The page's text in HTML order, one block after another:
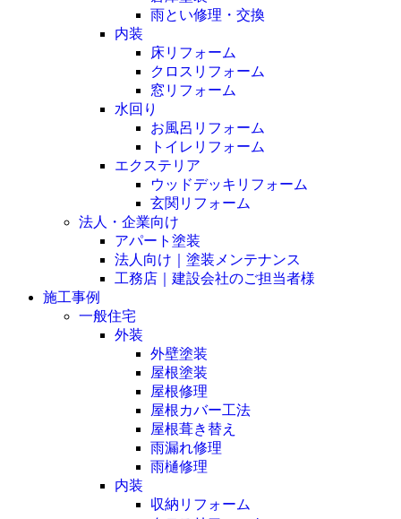
雨とい修理・交換
内装
床リフォーム
クロスリフォーム
窓リフォーム
水回り
お風呂リフォーム
トイレリフォーム
エクステリア
ウッドデッキリフォーム
玄関リフォーム
法人・企業向け
アパート塗装
法人向け｜塗装メンテナンス
工務店｜建設会社のご担当者様
施工事例
一般住宅
外装
外壁塗装
屋根塗装
屋根修理
屋根カバー工法
屋根葺き替え
雨漏れ修理
雨樋修理
内装
収納リフォーム